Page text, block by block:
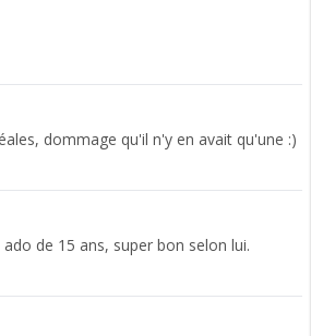
dommage qu'il n'y en avait qu'une :)
de 15 ans, super bon selon lui.